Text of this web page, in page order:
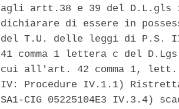
agli artt.38 e 39 del D.L.gls
dichiarare di essere in
del T.U. delle leggi di P.S.
41 comma 1 lettera c del
cui all'art. 42 comma 1, lett.
IV: Procedure IV.1.1)
SA1-CIG 05225104E3 IV.3.4)